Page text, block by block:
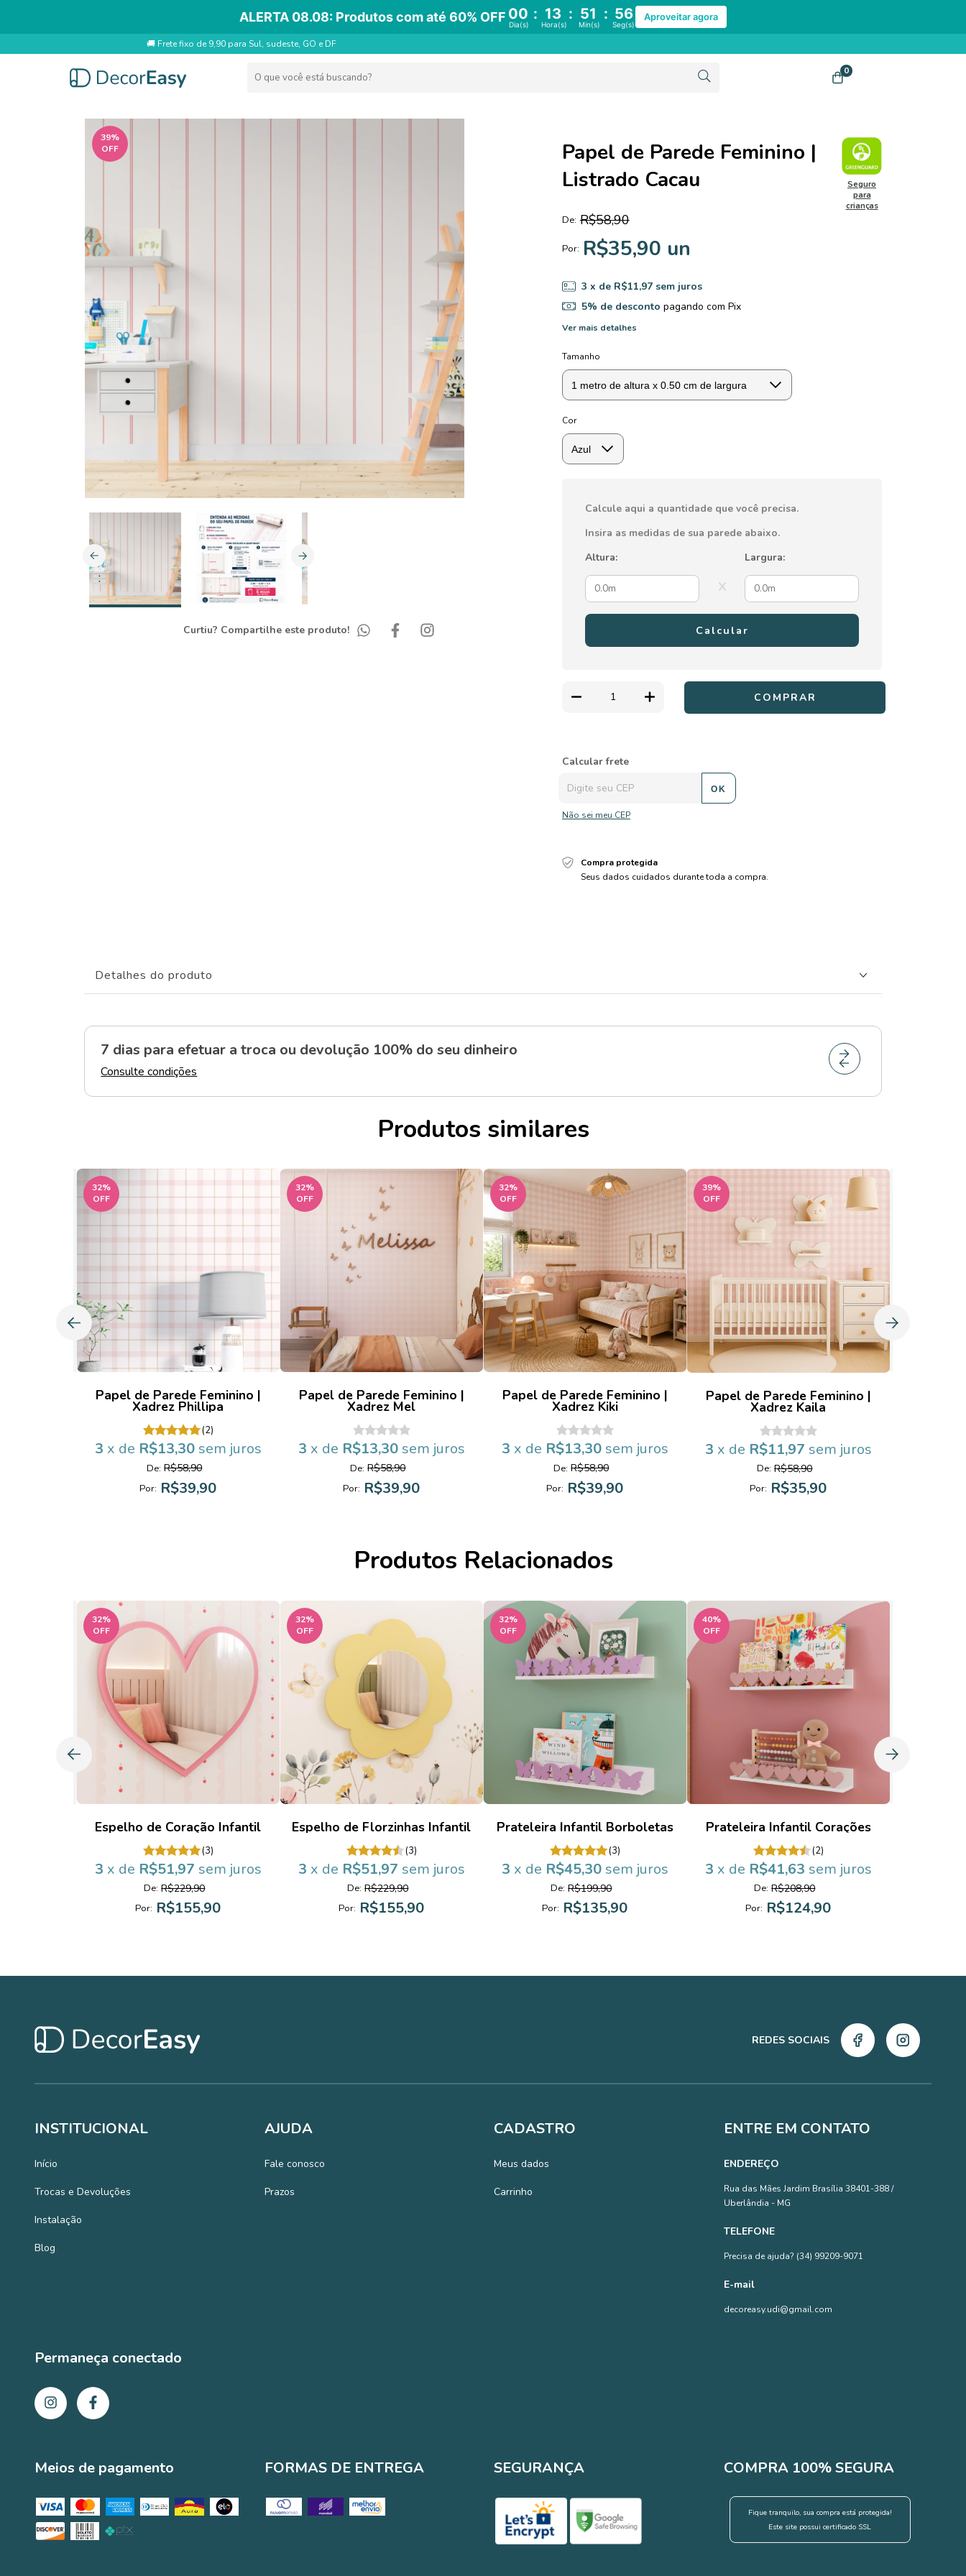
ALERTA 08.08: Produtos com até 60% OFF 00 : 13 : 51 : 55
Dia(s) Hora(s) Min(s) Seg(s)
Aproveitar agora
🚚 Frete fixo de 9,90 para Sul, sudeste, GO e DF
0
39%
OFF
Curtiu? Compartilhe este produto!
Papel de Parede Feminino |
Listrado Cacau
Seguro
para
crianças
De: R$58,90
Por: R$35,90 un
3 x de R$11,97 sem juros
5% de desconto pagando com Pix
Ver mais detalhes
Tamanho
Cor
Calcule aqui a quantidade que você precisa.
Insira as medidas de sua parede abaixo.
Altura:
x
Largura:
Calcular
Entregas para o CEP:
Calcular frete
OK
Não sei meu CEP
Compra protegida
Seus dados cuidados durante toda a compra.
Detalhes do produto
7 dias para efetuar a troca ou devolução 100% do seu dinheiro
Consulte condições
Produtos similares
32%
OFF
Papel de Parede Feminino |
Xadrez Phillipa
(2)
3 x de R$13,30 sem juros
De: R$58,90
Por: R$39,90
32%
OFF
Papel de Parede Feminino |
Xadrez Mel
3 x de R$13,30 sem juros
De: R$58,90
Por: R$39,90
32%
OFF
Papel de Parede Feminino |
Xadrez Kiki
3 x de R$13,30 sem juros
De: R$58,90
Por: R$39,90
39%
OFF
Papel de Parede Feminino |
Xadrez Kaila
3 x de R$11,97 sem juros
De: R$58,90
Por: R$35,90
Produtos Relacionados
32%
OFF
Espelho de Coração Infantil
(3)
3 x de R$51,97 sem juros
De: R$229,90
Por: R$155,90
32%
OFF
Espelho de Florzinhas Infantil
(3)
3 x de R$51,97 sem juros
De: R$229,90
Por: R$155,90
32%
OFF
Prateleira Infantil Borboletas
(3)
3 x de R$45,30 sem juros
De: R$199,90
Por: R$135,90
40%
OFF
Prateleira Infantil Corações
(2)
3 x de R$41,63 sem juros
De: R$208,90
Por: R$124,90
REDES SOCIAIS
INSTITUCIONAL
Início
Trocas e Devoluções
Instalação
Blog
AJUDA
Fale conosco
Prazos
CADASTRO
Meus dados
Carrinho
ENTRE EM CONTATO
ENDEREÇO
Rua das Mães Jardim Brasília 38401-388 /
Uberlândia - MG
TELEFONE
Precisa de ajuda? (34) 99209-9071
E-mail
decoreasy.udi@gmail.com
Permaneça conectado
Meios de pagamento FORMAS DE ENTREGA SEGURANÇA COMPRA 100% SEGURA
Fique tranquilo, sua compra está protegida!
Este site possui certificado SSL